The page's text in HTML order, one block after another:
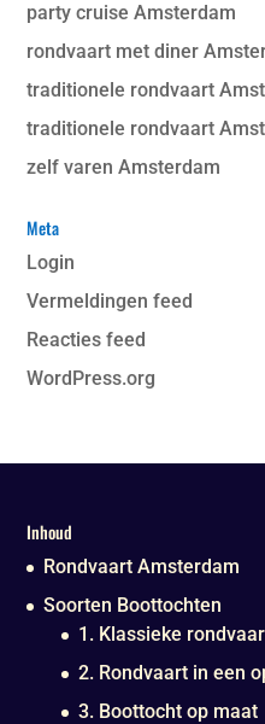
party cruise Amsterdam
rondvaart met diner
traditionele rondvaart
traditionele rondvaart
zelf varen Amsterdam
Meta
Login
Vermeldingen feed
Reacties feed
WordPress.org
Inhoud
Rondvaart Amsterdam
Soorten Boottochten
1. Klassieke
2. Rondvaart in een
3. Boottocht op maat